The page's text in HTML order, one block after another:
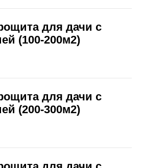
для дачи с
(100-200м2)
для дачи с
(200-300м2)